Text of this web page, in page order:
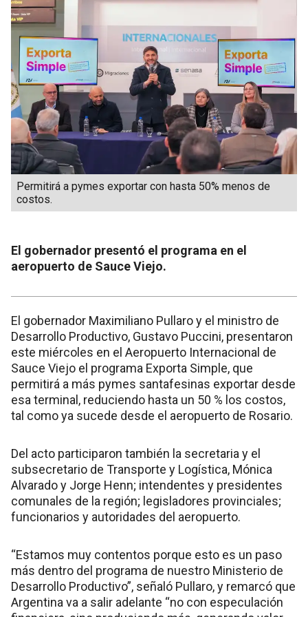
Permitirá a pymes exportar con hasta 50% menos de
costos.
El gobernador presentó el programa en el
aeropuerto de Sauce Viejo.
El gobernador Maximiliano Pullaro y el ministro de
Desarrollo Productivo, Gustavo Puccini, presentaron
este miércoles en el Aeropuerto Internacional de
Sauce Viejo el programa Exporta Simple, que
permitirá a más pymes santafesinas exportar desde
esa terminal, reduciendo hasta un 50 % los costos,
tal como ya sucede desde el aeropuerto de Rosario.
Del acto participaron también la secretaria y el
subsecretario de Transporte y Logística, Mónica
Alvarado y Jorge Henn; intendentes y presidentes
comunales de la región; legisladores provinciales;
funcionarios y autoridades del aeropuerto.
“Estamos muy contentos porque esto es un paso
más dentro del programa de nuestro Ministerio de
Desarrollo Productivo”, señaló Pullaro, y remarcó que
Argentina va a salir adelante “no con especulación